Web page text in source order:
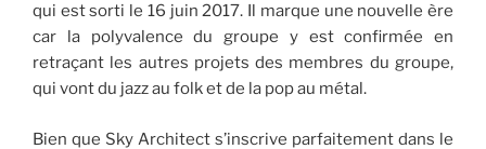
qui est sorti le 16 juin 2017. Il marque une nouvelle ère
car la polyvalence du groupe y est confirmée en
retraçant les autres projets des membres du groupe,
qui vont du jazz au folk et de la pop au métal.
Bien que Sky Architect s’inscrive parfaitement dans le